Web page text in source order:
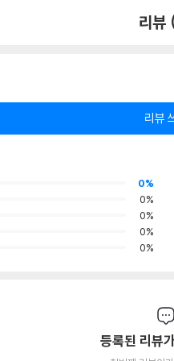
리
리뷰
0%
0%
0%
0%
0%
등록된 리뷰